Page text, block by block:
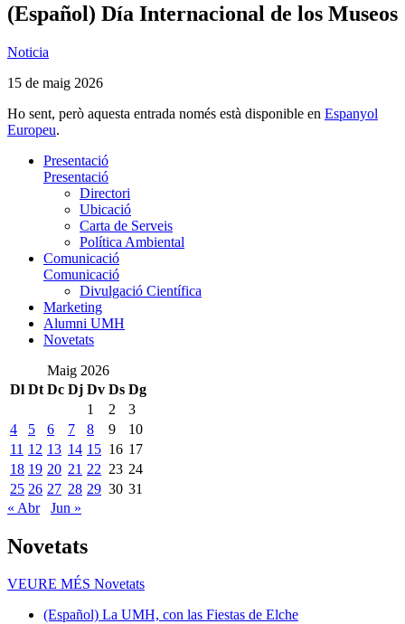
(Español) Día Internacional de los Museos
Noticia
15 de maig 2026
Ho sent, però aquesta entrada només està disponible en Espanyol
Europeu.
Presentació
Presentació
Directori
Ubicació
Carta de Serveis
Política Ambiental
Comunicació
Comunicació
Divulgació Científica
Marketing
Alumni UMH
Novetats
Maig 2026
Dl Dt Dc Dj Dv Ds Dg
1
2
3
4
5 6 7 8 9
10
11 12 13 14 15 16 17
18 19 20 21 22 23 24
25 26 27 28 29 30 31
« Abr
Jun »
Novetats
VEURE MÉS Novetats
(Español) La UMH, con las Fiestas de Elche